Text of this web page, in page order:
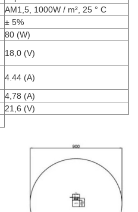
AM1,5, 1000W / m², 25 ° C
± 5%
80 (W)
18,0 (V)
4.44 (A)
4,78 (A)
21,6 (V)